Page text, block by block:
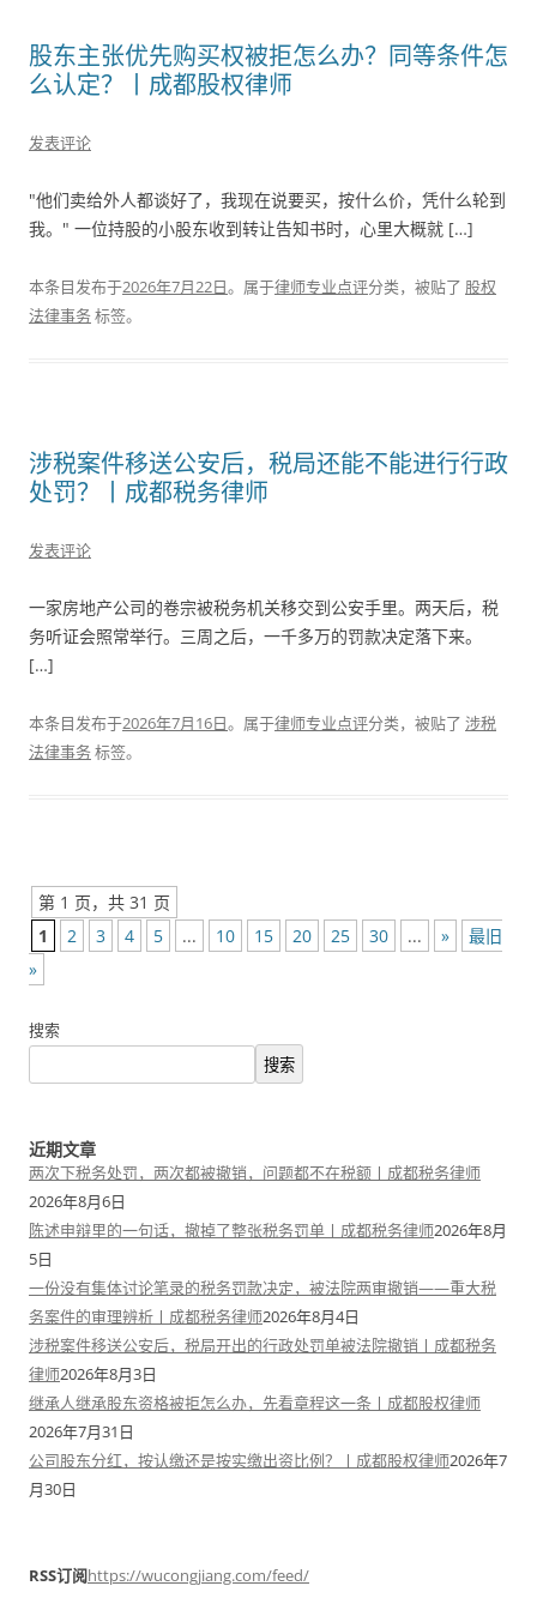
股东主张优先购买权被拒怎么办？同等条件怎
么认定？丨成都股权律师
发表评论
"他们卖给外人都谈好了，我现在说要买，按什么价，凭什么轮到
我。" 一位持股的小股东收到转让告知书时，心里大概就 […]
本条目发布于2026年7月22日。属于律师专业点评分类，被贴了 股权
法律事务标签。
涉税案件移送公安后，税局还能不能进行行政
处罚？丨成都税务律师
发表评论
一家房地产公司的卷宗被税务机关移交到公安手里。两天后，税
务听证会照常举行。三周之后，一千多万的罚款决定落下来。
[…]
本条目发布于2026年7月16日。属于律师专业点评分类，被贴了 涉税
法律事务标签。
第 1 页，共 31 页
1
2 3 4 5 ... 10 15 20 25 30 ... »
最旧
»
搜索
搜索
近期文章
两次下税务处罚，两次都被撤销，问题都不在税额丨成都税务律师
2026年8月6日
陈述申辩里的一句话，撤掉了整张税务罚单丨成都税务律师2026年8月
5日
一份没有集体讨论笔录的税务罚款决定，被法院两审撤销——重大税
务案件的审理辨析丨成都税务律师2026年8月4日
涉税案件移送公安后，税局开出的行政处罚单被法院撤销丨成都税务
律师2026年8月3日
继承人继承股东资格被拒怎么办，先看章程这一条丨成都股权律师
2026年7月31日
公司股东分红，按认缴还是按实缴出资比例？丨成都股权律师2026年7
月30日
RSS订阅https://wucongjiang.com/feed/